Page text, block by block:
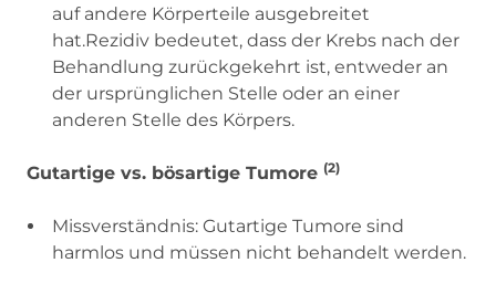
auf andere Körperteile ausgebreitet
hat.Rezidiv bedeutet, dass der Krebs nach der
Behandlung zurückgekehrt ist, entweder an
der ursprünglichen Stelle oder an einer
anderen Stelle des Körpers.
Gutartige vs. bösartige Tumore (2)
Missverständnis: Gutartige Tumore sind
harmlos und müssen nicht behandelt werden.